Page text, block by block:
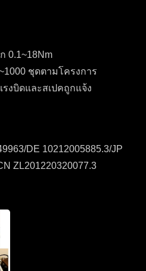
0.1~18Nm
ชุดตามโครงการ
งบิดและสเปคถูกแจ้ง
DE 10212005885.3/JP
ZL201220320077.3